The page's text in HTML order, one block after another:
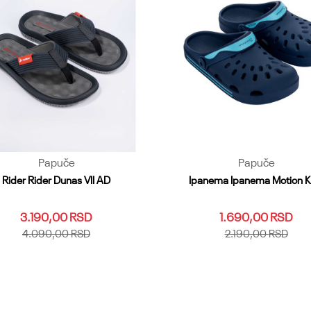
Papuče
Rider Rider Dunas VII AD
3.190,00RSD
4.090,00RSD
Papuče
Ipanema Ipanema Motion
1.690,00RSD
2.190,00RSD